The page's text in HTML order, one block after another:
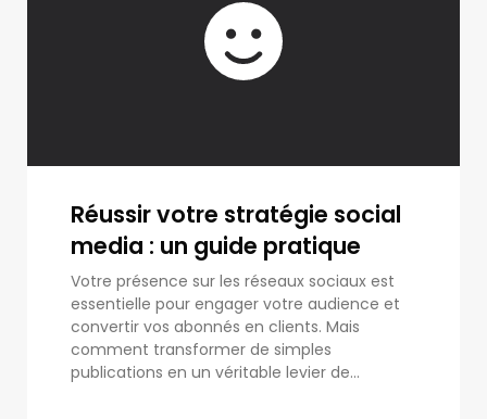
Réussir votre stratégie social
media : un guide pratique
Votre présence sur les réseaux sociaux est
essentielle pour engager votre audience et
convertir vos abonnés en clients. Mais
comment transformer de simples
publications en un véritable levier de...